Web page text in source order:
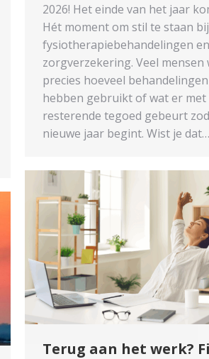
2026! Het einde van het jaar
Hét moment om stil te staan
fysiotherapiebehandelingen en
zorgverzekering. Veel mensen
precies hoeveel
hebben gebruikt of wat er
resterende tegoed gebeurt
nieuwe jaar begint. Wist je dat…
Terug aan het werk?